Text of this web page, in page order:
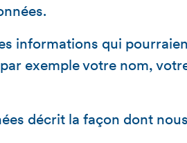
informations qui
exemple votre nom,
décrit la façon dont